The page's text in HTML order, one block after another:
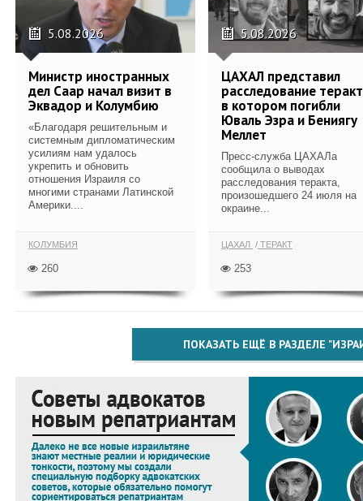
5.08.2026
Министр иностранных
дел Саар начал визит в
Эквадор и Колумбию
«Благодаря решительным и
системным дипломатическим
усилиям нам удалось
укрепить и обновить
отношения Израиля со
многими странами Латинской
Америки....
КОЛУМБИЯ
260
5.08.2026
ЦАХАЛ представил
расследование
в котором погибли
Юваль Эзра и Бениягу
Меллет
Пресс-служба ЦАХАЛа
сообщила о выводах
расследования теракта,
произошедшего 24 июля на
окраине...
ЦАХАЛ ТЕРАКТ
253
ПОКАЗАТЬ ЕЩЁ В РАЗДЕЛЕ